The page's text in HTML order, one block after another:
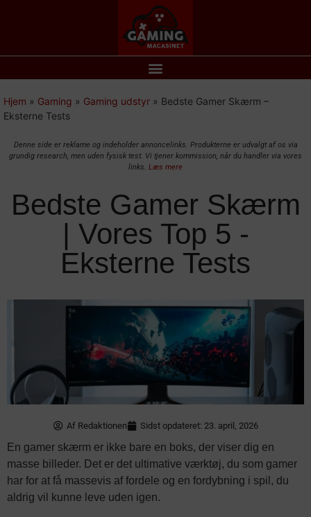
Hjem » Gaming » Gaming udstyr » Bedste Gamer Skærm –
Eksterne Tests
Denne side er reklame og indeholder annoncelinks. Produkterne er udvalgt af os via
grundig research, men uden fysisk test. Vi tjener kommission, når du handler via vores
links. Læs mere
Bedste Gamer Skærm
| Vores Top 5 -
Eksterne Tests
AfRedaktionen Sidst opdateret: 23. april, 2026
En gamer skærm er ikke bare en boks, der viser dig en
masse billeder. Det er det ultimative værktøj, du som gamer
har for at få massevis af fordele og en fordybning i spil, du
aldrig vil kunne leve uden igen.